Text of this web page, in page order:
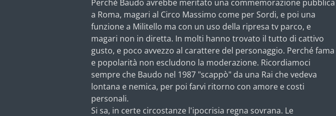
Perchè Baudo avrebbe meritato una commemorazione pubblica
a Roma, magari al Circo Massimo come per Sordi, e poi una
funzione a Militello ma con un uso della ripresa tv parco, e
magari non in diretta. In molti hanno trovato il tutto di cattivo
gusto, e poco avvezzo al carattere del personaggio. Perché fama
e popolarità non escludono la moderazione. Ricordiamoci
sempre che Baudo nel 1987 "scappò" da una Rai che vedeva
lontana e nemica, per poi farvi ritorno con amore e costi
personali.
Si sa, in certe circostanze l'ipocrisia regna sovrana. Le